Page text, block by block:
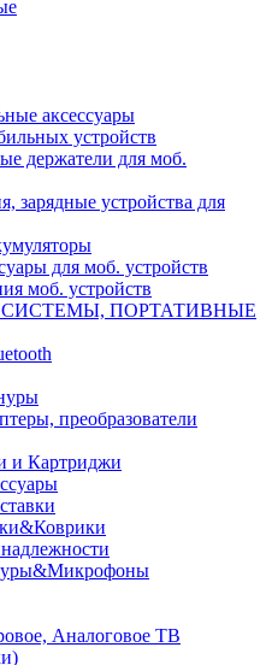
аксессуары
устройств
держатели для моб.
зарядные устройства для
для моб. устройств
моб. устройств
ПОРТАТИВНЫЕ
преобразователи
и Картриджи
Аналоговое ТВ